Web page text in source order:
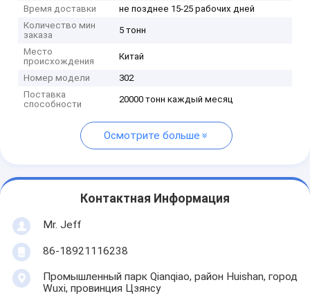
Время доставки
не позднее 15-25 рабочих дней
Количество мин
заказа
5 тонн
Место
происхождения
Китай
Номер модели
302
Поставка
способности
20000 тонн каждый месяц
Осмотрите больше
Контактная Информация
Mr. Jeff
86-18921116238
Промышленный парк Qianqiao, район Huishan, город
Wuxi, провинция Цзянсу